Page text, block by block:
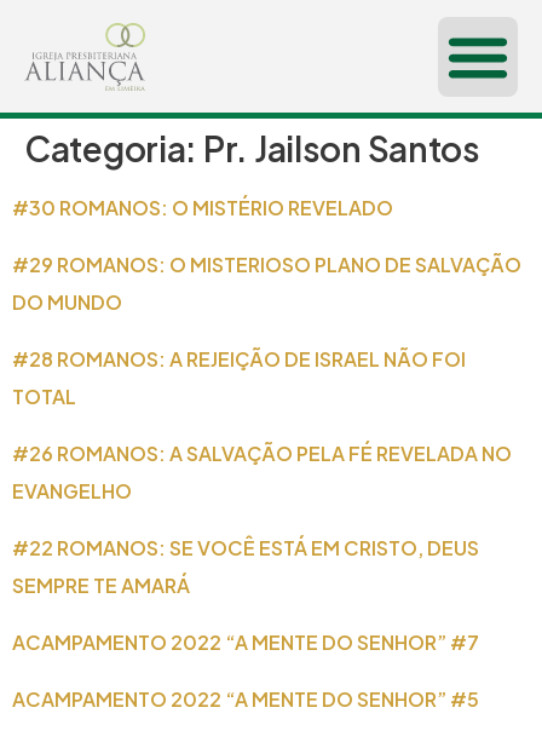
Categoria: Pr. Jailson Santos
#30 ROMANOS: O MISTÉRIO REVELADO
#29 ROMANOS: O MISTERIOSO PLANO DE SALVAÇÃO
DO MUNDO
#28 ROMANOS: A REJEIÇÃO DE ISRAEL NÃO FOI
TOTAL
#26 ROMANOS: A SALVAÇÃO PELA FÉ REVELADA NO
EVANGELHO
#22 ROMANOS: SE VOCÊ ESTÁ EM CRISTO, DEUS
SEMPRE TE AMARÁ
ACAMPAMENTO 2022 “A MENTE DO SENHOR” #7
ACAMPAMENTO 2022 “A MENTE DO SENHOR” #5